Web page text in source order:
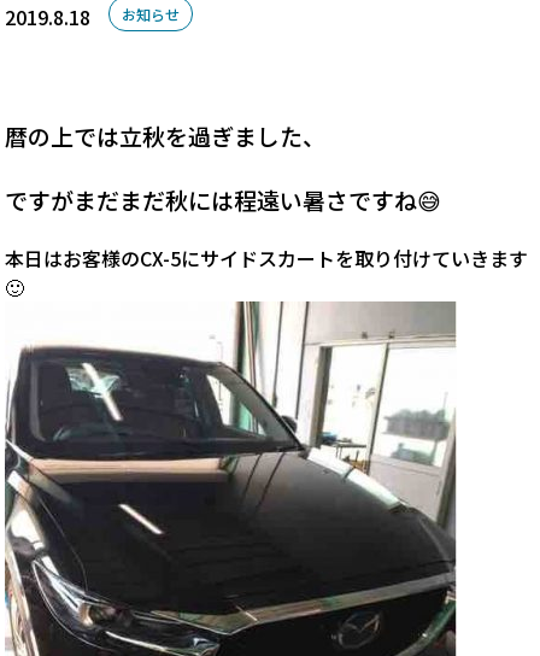
2019.8.18 お知らせ
暦の上では立秋を過ぎました、
ですがまだまだ秋には程遠い暑さですね😅
本日はお客様のCX-5にサイドスカートを取り付けていきます
🙂